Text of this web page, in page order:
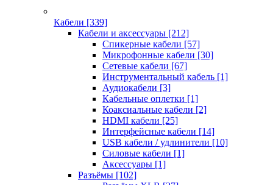
Кабели [339]
Кабели и аксессуары [212]
Спикерные кабели [57]
Микрофонные кабели [30]
Сетевые кабели [67]
Инструментальный кабель [1]
Аудиокабели [3]
Кабельные оплетки [1]
Коаксиальные кабели [2]
HDMI кабели [25]
Интерфейсные кабели [14]
USB кабели / удлинители [10]
Силовые кабели [1]
Аксессуары [1]
Разъёмы [102]